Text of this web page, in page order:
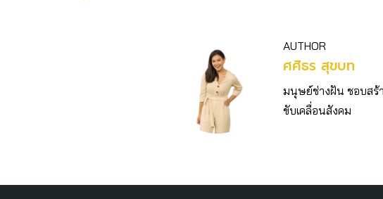
AUTHOR
ศศิธร สุขบท
มนุษย์ช่างฝัน ชอบสร้
ขับเคลื่อนสังคม